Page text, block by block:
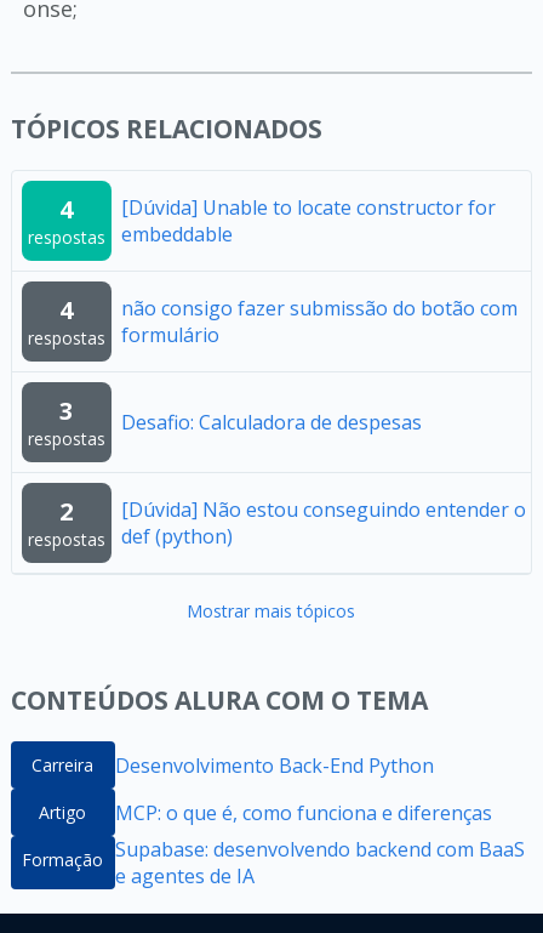
onse;
TÓPICOS RELACIONADOS
4
respostas
[Dúvida] Unable to locate constructor for
embeddable
4
respostas
não consigo fazer submissão do botão com
formulário
3
respostas
Desafio: Calculadora de despesas
2
respostas
[Dúvida] Não estou conseguindo entender o
def (python)
Mostrar mais tópicos
CONTEÚDOS ALURA COM O TEMA
Carreira Desenvolvimento Back-End Python
Artigo MCP: o que é, como funciona e diferenças
Formação Supabase: desenvolvendo backend com BaaS
e agentes de IA